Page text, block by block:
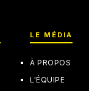
LE MÉDIA
À PROPOS
L'ÉQUIPE